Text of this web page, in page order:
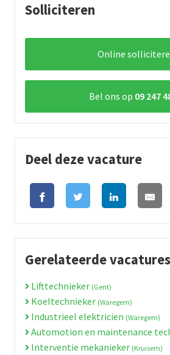
Solliciteren
Online
Bel ons op 09 247
Deel deze vacature
Gerelateerde vacatures
Lifttechnieker (Gent)
Koeltechnieker (Waregem)
Industrieel elektricien (Waregem)
Automotion en maintenance
Interventie mekanieker (Kruisem)